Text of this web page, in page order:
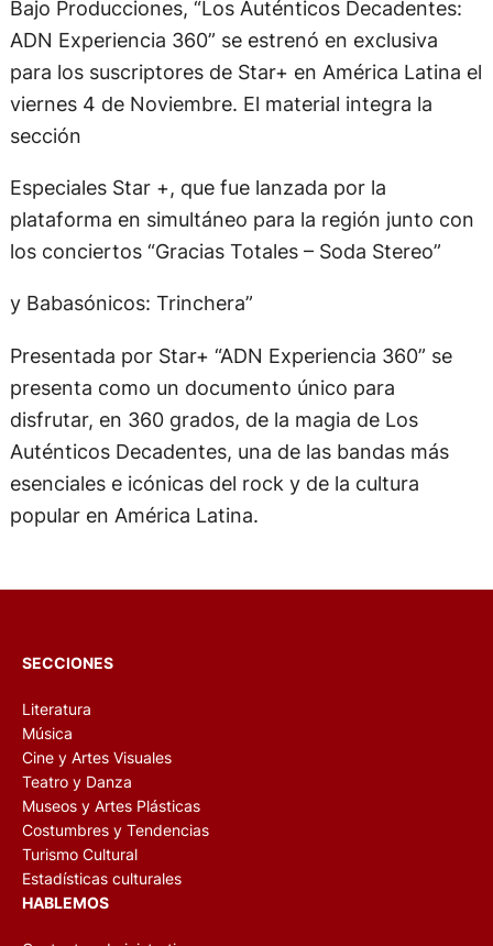
Bajo Producciones, “Los Auténticos Decadentes:
ADN Experiencia 360” se estrenó en exclusiva
para los suscriptores de Star+ en América Latina el
viernes 4 de Noviembre. El material integra la
sección
Especiales Star +, que fue lanzada por la
plataforma en simultáneo para la región junto con
los conciertos “Gracias Totales – Soda Stereo”
y Babasónicos: Trinchera”
Presentada por Star+ “ADN Experiencia 360” se
presenta como un documento único para
disfrutar, en 360 grados, de la magia de Los
Auténticos Decadentes, una de las bandas más
esenciales e icónicas del rock y de la cultura
popular en América Latina.
SECCIONES
Literatura
Música
Cine y Artes Visuales
Teatro y Danza
Museos y Artes Plásticas
Costumbres y Tendencias
Turismo Cultural
Estadísticas culturales
HABLEMOS